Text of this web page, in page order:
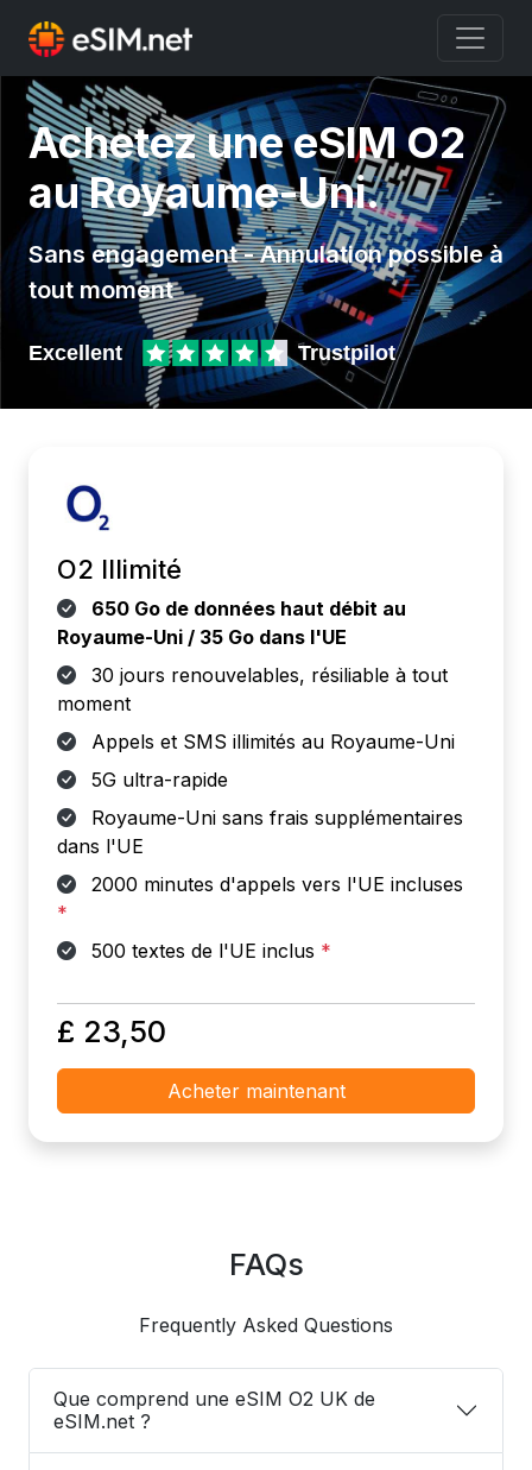
Achetez une eSIM O2
au Royaume-Uni.
Sans engagement - Annulation possible à
tout moment
O2 Illimité
650 Go de données haut débit au
Royaume-Uni / 35 Go dans l'UE
30 jours renouvelables, résiliable à tout
moment
Appels et SMS illimités au Royaume-Uni
5G ultra-rapide
Royaume-Uni sans frais supplémentaires
dans l'UE
2000 minutes d'appels vers l'UE incluses
*
500 textes de l'UE inclus *
£ 23,50
Acheter maintenant
FAQs
Frequently Asked Questions
Que comprend une eSIM O2 UK de
eSIM.net ?